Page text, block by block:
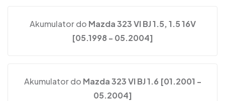
Akumulator do Mazda 323 VI BJ 1.5, 1.5 16V
[05.1998 - 05.2004]
Akumulator do Mazda 323 VI BJ 1.6 [01.2001 -
05.2004]